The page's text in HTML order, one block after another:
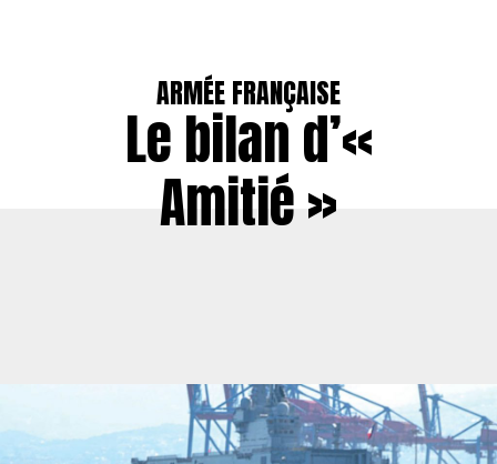
ARMÉE FRANÇAISE
Le bilan d’«
Amitié »